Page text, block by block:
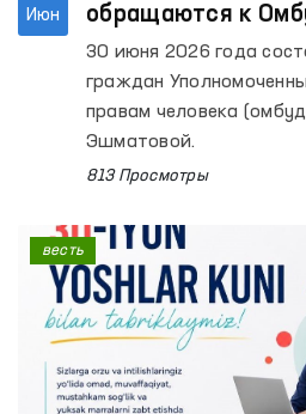
Июн
обращаются к
30 июня 2026 года
граждан
правам человека
Эшматовой.
813 Просмотры
весть